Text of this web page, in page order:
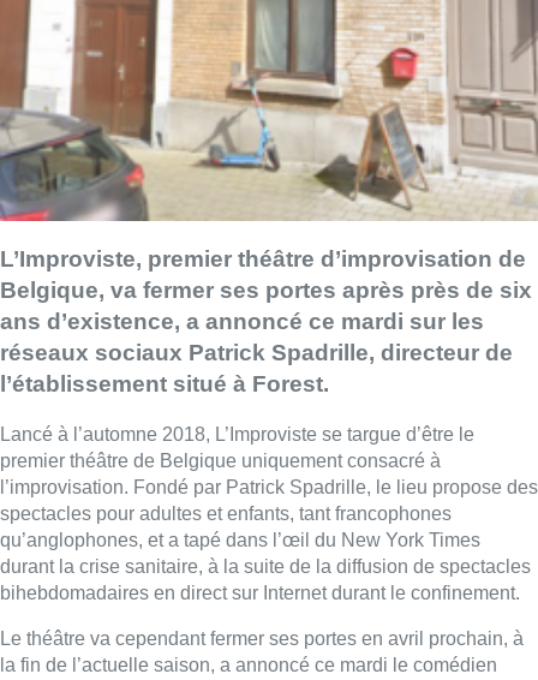
L’Improviste, premier théâtre d’improvisation de
Belgique, va fermer ses portes après près de six
ans d’existence, a annoncé ce mardi sur les
réseaux sociaux Patrick Spadrille, directeur de
l’établissement situé à Forest.
Lancé à l’automne 2018, L’Improviste se targue d’être le
premier théâtre de Belgique uniquement consacré à
l’improvisation. Fondé par Patrick Spadrille, le lieu propose des
spectacles pour adultes et enfants, tant francophones
qu’anglophones, et a tapé dans l’œil du New York Times
durant la crise sanitaire, à la suite de la diffusion de spectacles
bihebdomadaires en direct sur Internet durant le confinement.
Le théâtre va cependant fermer ses portes en avril prochain, à
la fin de l’actuelle saison, a annoncé ce mardi le comédien